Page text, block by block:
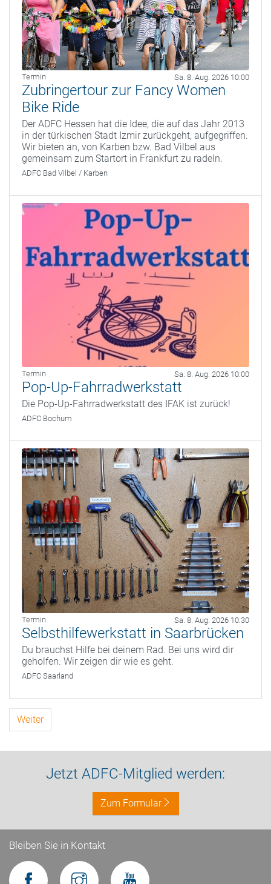
Termin Sa. 8. Aug. 2026 10:00
Zubringertour zur Fancy Women
Bike Ride
Der ADFC Hessen hat die Idee, die auf das Jahr 2013
in der türkischen Stadt Izmir zurückgeht, aufgegriffen.
Wir bieten an, von Karben bzw. Bad Vilbel aus
gemeinsam zum Startort in Frankfurt zu radeln.
ADFC Bad Vilbel / Karben
Termin Sa. 8. Aug. 2026 10:00
Pop-Up-Fahrradwerkstatt
Die Pop-Up-Fahrradwerkstatt des IFAK ist zurück!
ADFC Bochum
Termin Sa. 8. Aug. 2026 10:30
Selbsthilfewerkstatt in Saarbrücken
Du brauchst Hilfe bei deinem Rad. Bei uns wird dir
geholfen. Wir zeigen dir wie es geht.
ADFC Saarland
Weiter
Jetzt ADFC-Mitglied werden:
Zum Formular
Bleiben Sie in Kontakt